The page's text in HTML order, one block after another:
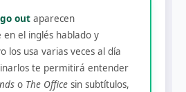
out aparecen
el inglés hablado y
los usa varias veces al día
te permitirá entender
o The Office sin subtítulos,